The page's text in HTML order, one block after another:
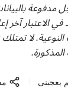
مدفوعة
في الاعتبار
يعجبنى